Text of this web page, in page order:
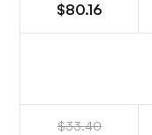
$80.16
$33.40